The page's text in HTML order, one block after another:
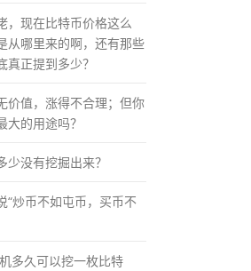
，现在比特币价格这么
从哪里来的啊，还有那些
真正提到多少？
价值，涨得不合理；但你
大的用途吗？
少没有挖掘出来？
“炒币不如屯币，买币不
多久可以挖一枚比特